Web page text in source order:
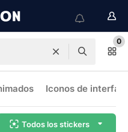
0
Iconos de interfaz
Todos los stickers